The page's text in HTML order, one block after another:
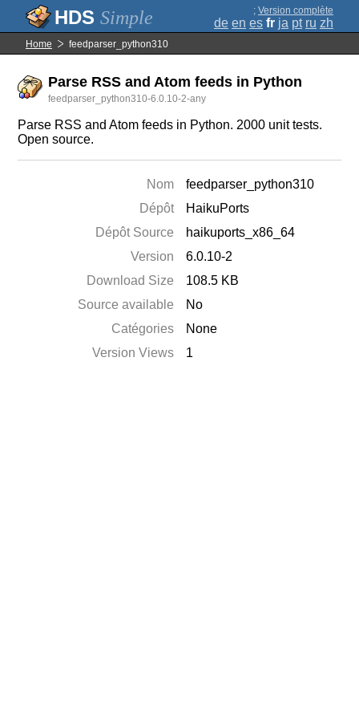
Simple ; Version complète
de en es fr ja pt ru zh
Home feedparser_python310
Parse RSS and Atom feeds in Python
feedparser_python310-6.0.10-2-any
Parse RSS and Atom feeds in Python. 2000 unit tests.
Open source.
Nom
feedparser_python310
Dépôt
HaikuPorts
Dépôt Source
haikuports_x86_64
Version
6.0.10-2
Download Size
108.5 KB
Source available
No
Catégories
None
Version Views
1